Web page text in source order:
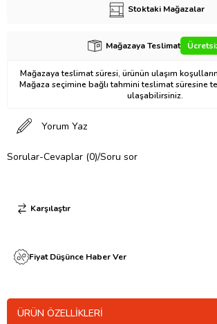
Stoktaki Mağazalar
Mağazaya Teslimat
Mağazaya teslimat süresi, ürünün ulaşım
Mağaza seçimine bağlı tahmini teslimat süresine
ulaşabilirsiniz.
Yorum Yaz
Sorular-Cevaplar (0)/Soru sor
Karşılaştır
Fiyat Düşünce Haber Ver
ÜRÜN ÖZELLIKLERI